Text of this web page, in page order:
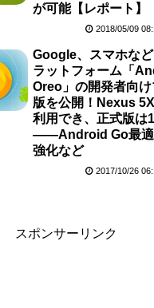
が可能【レポート】
2018/05/09
Google、スマホな
ラットフォーム「
Oreo」の開発者向
版を公開！Nexus
利用でき、正式版は
――Android Go最適
強化など
2017/10/26
スポンサーリンク